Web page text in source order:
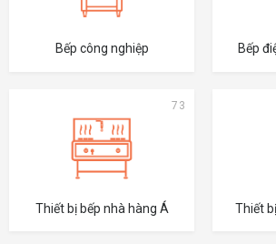
Bếp công nghiệp Bếp
Thiết bị bếp nhà hàng Á
73
Thiết